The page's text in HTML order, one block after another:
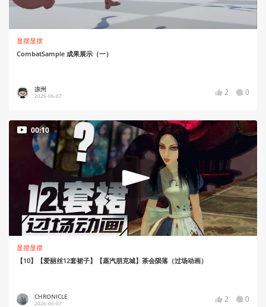
显摆显摆
CombatSample 成果展示（一）
凉州
2026-06-07 2 0
00:10
显摆显摆
【10】【爱丽丝12套裙子】【蒸汽朋克城】茶会陨落（过场动画）
CHRONICLE
2026-06-07 2 0